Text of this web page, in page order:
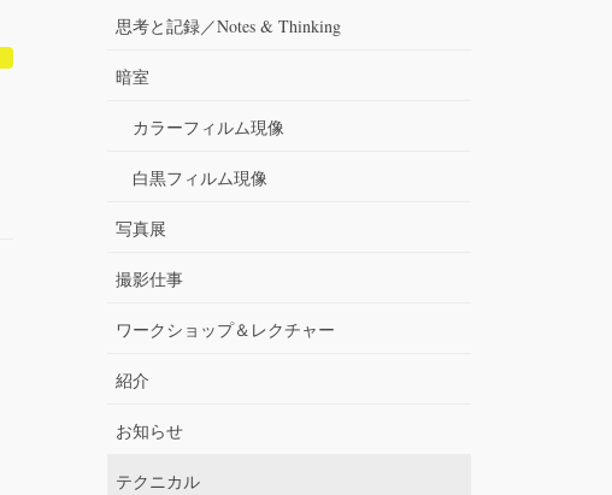
思考と記録／Notes & Thinking
暗室
カラーフィルム現像
白黒フィルム現像
写真展
撮影仕事
ワークショップ＆レクチャー
紹介
お知らせ
テクニカル